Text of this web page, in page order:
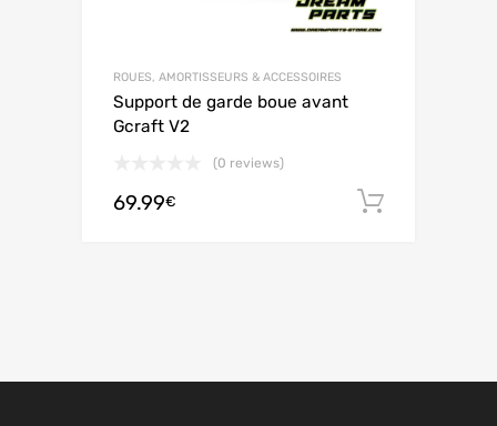
ROUES, AMORTISSEURS & ACCESSOIRES
Support de garde boue avant
Gcraft V2
(0 reviews)
69.99€